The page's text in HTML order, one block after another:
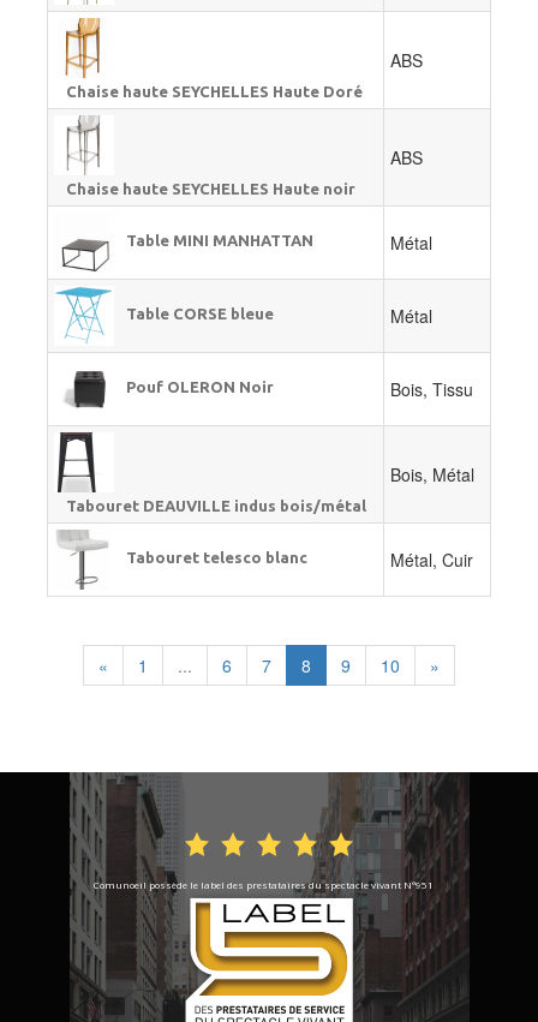
Chaise haute SEYCHELLES Haute Doré
ABS
Chaise haute SEYCHELLES Haute noir
ABS
Table MINI MANHATTAN Métal
Table CORSE bleue Métal
Pouf OLERON Noir Bois, Tissu
Tabouret DEAUVILLE indus bois/métal
Bois, Métal
Tabouret telesco blanc Métal, Cuir
« 1 ... 6 7 8 9 10 »
Comunoeil possède le label des prestataires du spectacle vivant N°951